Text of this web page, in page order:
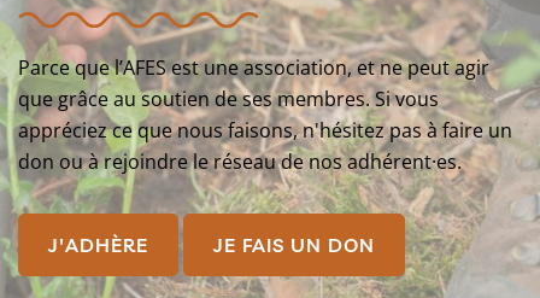
Parce que l’AFES est une association, et ne peut agir
que grâce au soutien de ses membres. Si vous
appréciez ce que nous faisons, n'hésitez pas à faire un
don ou à rejoindre le réseau de nos adhérent·es.
J'ADHÈRE JE FAIS UN DON